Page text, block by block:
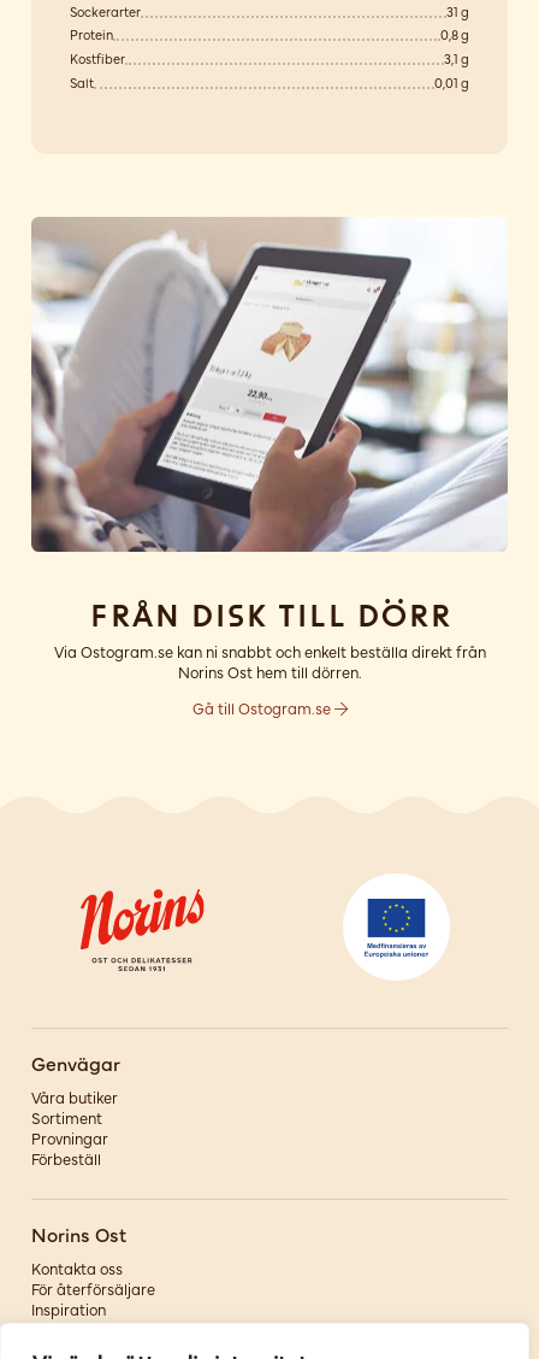
Sockerarter
31 g
Protein
0,8 g
Kostfiber
3,1 g
Salt
0,01 g
Från disk till dörr
Via Ostogram.se kan ni snabbt och enkelt beställa direkt från
Norins Ost hem till dörren.
Gå till Ostogram.se
Genvägar
Våra butiker
Sortiment
Provningar
Förbeställ
Norins Ost
Kontakta oss
För återförsäljare
Inspiration
Om oss